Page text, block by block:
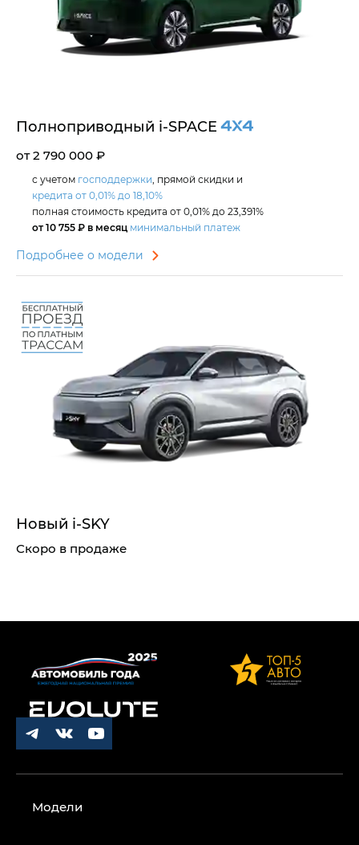
Полноприводный i‑SPACE
от 2 790 000 ₽
с учетом господдержки , прямой скидки и
кредита от 0,01% до 18,10%
полная стоимость кредита от 0,01% до 23,391%
от 10 755 ₽ в месяц минимальный платеж
Подробнее о модели
Новый i‑SKY
Скоро в продаже
Модели